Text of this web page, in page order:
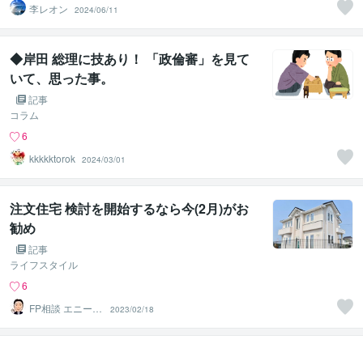
李レオン
2024/06/11
◆岸田 総理に技あり！ 「政倫審」を見て
いて、思った事。
記事
コラム
6
kkkkktorok 2024/03/01
注文住宅 検討を開始するなら今(2月)がお
勧め
記事
ライフスタイル
6
FP相談 エニーラ
イフラボ
2023/02/18